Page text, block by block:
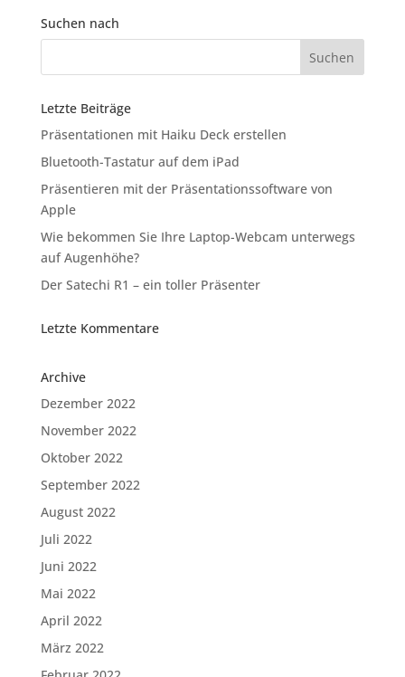
Suchen nach
Letzte Beiträge
Präsentationen mit Haiku Deck erstellen
Bluetooth-Tastatur auf dem iPad
Präsentieren mit der Präsentationssoftware von
Apple
Wie bekommen Sie Ihre Laptop-Webcam unterwegs
auf Augenhöhe?
Der Satechi R1 – ein toller Präsenter
Letzte Kommentare
Archive
Dezember 2022
November 2022
Oktober 2022
September 2022
August 2022
Juli 2022
Juni 2022
Mai 2022
April 2022
März 2022